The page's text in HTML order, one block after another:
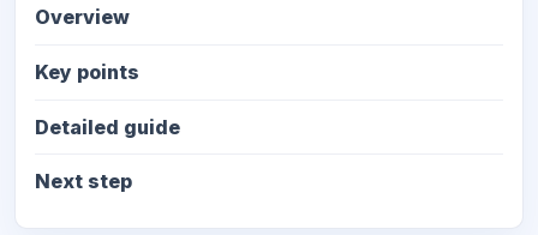
Overview
Key points
Detailed guide
Next step